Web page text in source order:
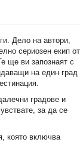
Дело на автори,
сериозен екип от
ще ви запознаят с
на един град
градове и
за да се
която включва